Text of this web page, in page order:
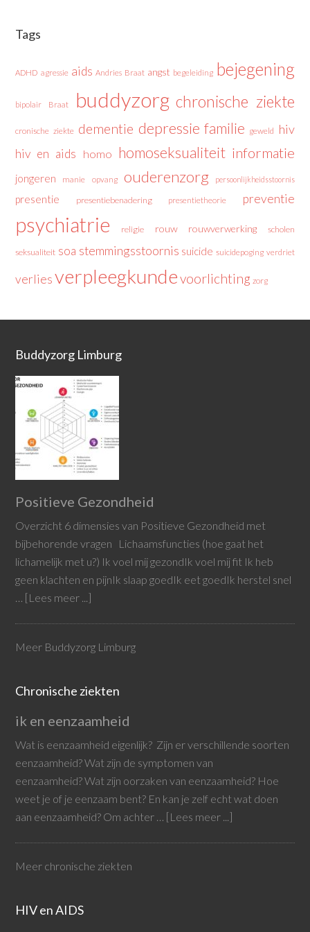
Tags
ADHD agressie aids Andries Braat angst begeleiding bejegening
bipolair Braat buddyzorg chronische ziekte
cronische ziekte dementie depressie familie geweld hiv
hiv en aids homo homoseksualiteit informatie
jongeren manie opvang ouderenzorg persoonlijkheidsstoornis
presentie presentiebenadering presentietheorie preventie
psychiatrie religie rouw rouwverwerking scholen
seksualiteit soa stemmingsstoornis suicide suicidepoging verdriet
verlies verpleegkundevoorlichting zorg
Buddyzorg Limburg
Positieve Gezondheid
Overzicht 6 dimensies van Positieve Gezondheid met
bijbehorende vragen Lichaamsfuncties (hoe gaat het
lichamelijk met u?) Ik voel mij gezondIk voel mij fit Ik heb
geen klachten en pijnIk slaap goedIk eet goedIk herstel snel
… [Lees meer ...]
Meer Buddyzorg Limburg
Chronische ziekten
ik en eenzaamheid
Wat is eenzaamheid eigenlijk? Zijn er verschillende soorten
eenzaamheid? Wat zijn de symptomen van
eenzaamheid? Wat zijn oorzaken van eenzaamheid? Hoe
weet je of je eenzaam bent? En kan je zelf echt wat doen
aan eenzaamheid? Om achter … [Lees meer ...]
Meer chronische ziekten
HIV en AIDS